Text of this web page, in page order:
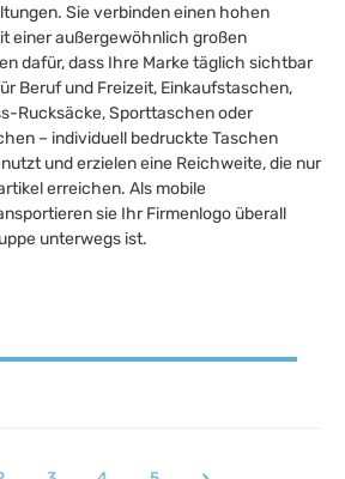
Sie verbinden einen hohen
einer außergewöhnlich großen
dafür, dass Ihre Marke täglich sichtbar
Beruf und Freizeit, Einkaufstaschen,
Rucksäcke, Sporttaschen oder
– individuell bedruckte Taschen
und erzielen eine Reichweite, die nur
erreichen. Als mobile
sie Ihr Firmenlogo überall
unterwegs ist.